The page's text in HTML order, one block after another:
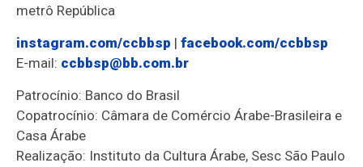
metrô República
instagram.com/ccbbsp |facebook.com/ccbbsp
E-mail: ccbbsp@bb.com.br
Patrocínio: Banco do Brasil
Copatrocínio: Câmara de Comércio Árabe-Brasileira e
Casa Árabe
Realização: Instituto da Cultura Árabe, Sesc São Paulo